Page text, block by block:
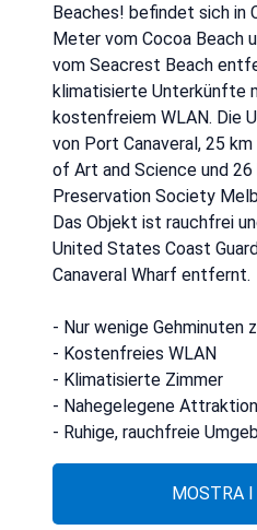
Beaches! befindet sich in
Meter vom Cocoa Beach
vom Seacrest Beach
klimatisierte Unterkünfte
kostenfreiem WLAN. Die
von Port Canaveral, 25
of Art and Science und
Preservation Society
Das Objekt ist rauchfrei
United States Coast
Canaveral Wharf entfernt.
- Nur wenige Gehminuten
- Kostenfreies WLAN
- Klimatisierte Zimmer
- Nahegelegene
- Ruhige, rauchfreie
MOSTRA